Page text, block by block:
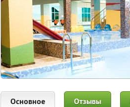
Основное Отзывы